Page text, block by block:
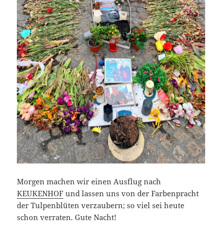
Morgen machen wir einen Ausflug nach
KEUKENHOF und lassen uns von der Farbenpracht
der Tulpenblüten verzaubern; so viel sei heute
schon verraten. Gute Nacht!